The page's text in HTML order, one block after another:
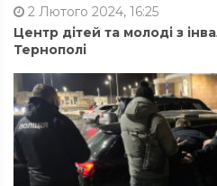
2 Лютого 2024, 16:25
Центр дітей та молоді з
Тернополі